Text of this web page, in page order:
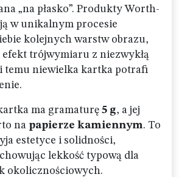
„na płasko”. Produkty Worth-
w unikalnym procesie
kolejnych warstw obrazu,
efekt trójwymiaru z niezwykłą
temu niewielka kartka potrafi
ma gramaturę 5 g, a jej
na papierze kamiennym. To
estetyce i solidności,
lekkość typową dla
okolicznościowych.